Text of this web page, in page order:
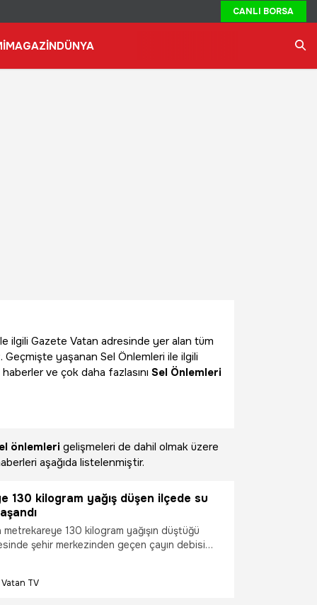
CANLI BORSA
MAGAZİNDÜNYA
ilgili Gazete Vatan adresinde yer alan tüm
yaşanan Sel Önlemleri ile ilgili
ve çok daha fazlasını Sel Önlemleri
önlemleri gelişmeleri de dahil olmak üzere
aşağıda listelenmiştir.
130 kilogram yağış düşen ilçede su
metrekareye 130 kilogram yağışın düştüğü
şehir merkezinden geçen çayın debisi
Vatan TV